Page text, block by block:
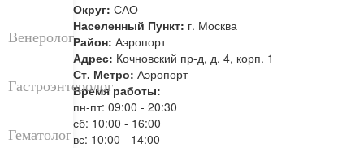
Округ: САО
Населенный Пункт: г. Москва
Район: Аэропорт
Адрес: Кочновский пр-д, д. 4, корп. 1
Ст. Метро: Аэропорт
Время работы:
пн-пт: 09:00 - 20:30
сб: 10:00 - 16:00
вс: 10:00 - 14:00
Венеролог
Гастроэнтеролог
Гематолог